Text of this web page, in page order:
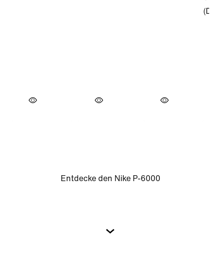
Entdecke den Nike P-6000